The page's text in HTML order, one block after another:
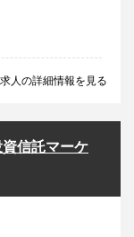
人の詳細情報を見る
信託マーケ